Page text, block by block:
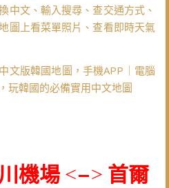
中文、輸入搜尋、查交通方式、
圖上看菜單照片、查看即時天氣
文版韓國地圖，手機APP｜電腦
玩韓國的必備實用中文地圖
機場 <–> 首爾